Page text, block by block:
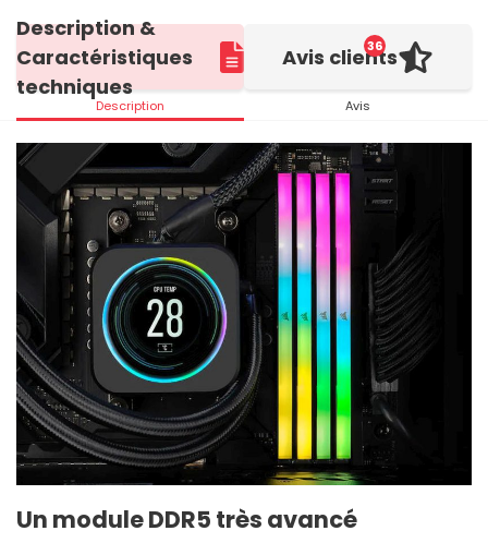
Description &
Caractéristiques
techniques
Description
36
Avis clients
Avis
Un module DDR5 très avancé